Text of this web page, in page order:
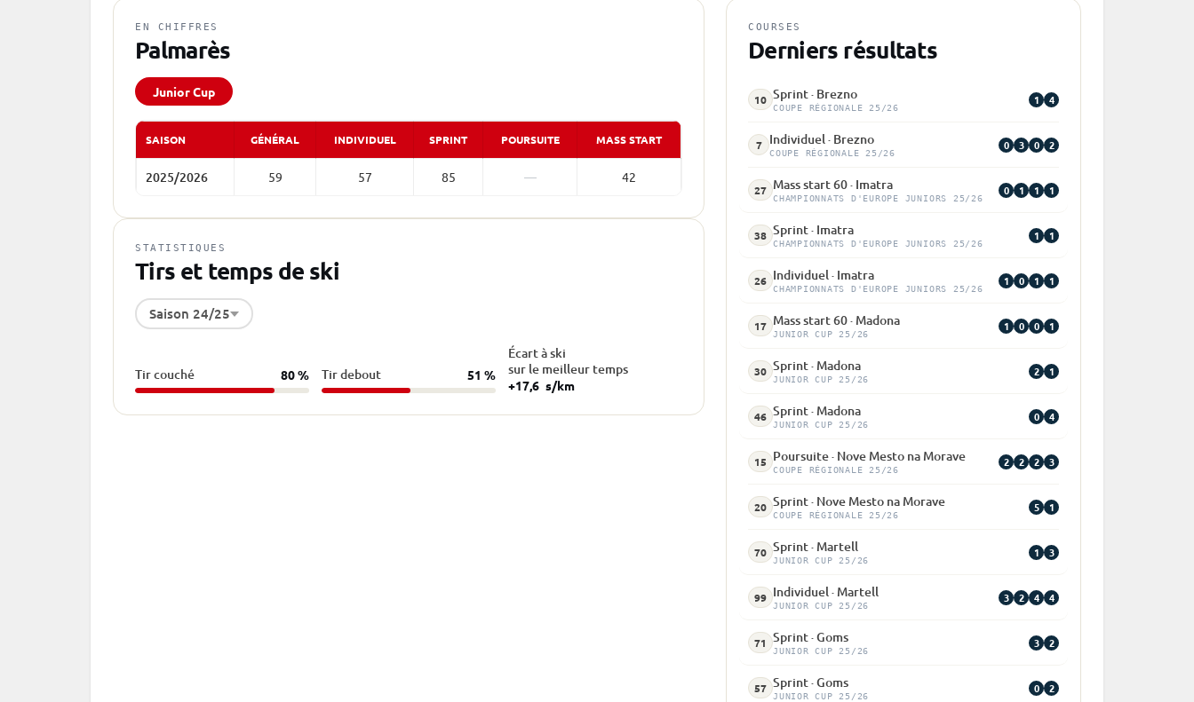
EN CHIFFRES
Palmarès
Junior Cup
SAISON GÉNÉRAL INDIVIDUEL SPRINT POURSUITE MASS START
2025/2026 59 57 85 — 42
STATISTIQUES
Tirs et temps de ski
Saison 24/25
Tir couché 80 % Tir debout 51 %
Écart à ski
sur le meilleur temps
+17,6 s/km
COURSES
Derniers résultats
10 Sprint · Brezno
COUPE RÉGIONALE 25/26
1 4
7 Individuel · Brezno
COUPE RÉGIONALE 25/26
0 3 0 2
27 Mass start 60 · Imatra
CHAMPIONNATS D'EUROPE JUNIORS 25/26
0 1 1 1
38 Sprint · Imatra
CHAMPIONNATS D'EUROPE JUNIORS 25/26
1 1
26 Individuel · Imatra
CHAMPIONNATS D'EUROPE JUNIORS 25/26
1 0 1 1
17 Mass start 60 · Madona
JUNIOR CUP 25/26
1 0 0 1
30 Sprint · Madona
JUNIOR CUP 25/26
2 1
46 Sprint · Madona
JUNIOR CUP 25/26
0 4
15 Poursuite · Nove Mesto na Morave
COUPE RÉGIONALE 25/26
2 2 2 3
20 Sprint · Nove Mesto na Morave
COUPE RÉGIONALE 25/26
5 1
70 Sprint · Martell
JUNIOR CUP 25/26
1 3
99 Individuel · Martell
JUNIOR CUP 25/26
3 2 4 4
71 Sprint · Goms
JUNIOR CUP 25/26
3 2
57 Sprint · Goms
JUNIOR CUP 25/26
0 2